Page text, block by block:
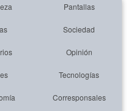
Pantallas
Sociedad
Opinión
Tecnologías
Corresponsales